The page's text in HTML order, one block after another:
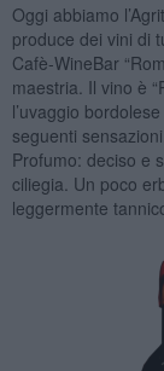
Oggi abbiamo
produce dei vini di
Cafè-WineBar
maestria. Il vino è
l’uvaggio
seguenti
Profumo: deciso e
ciliegia. Un poco
leggermente